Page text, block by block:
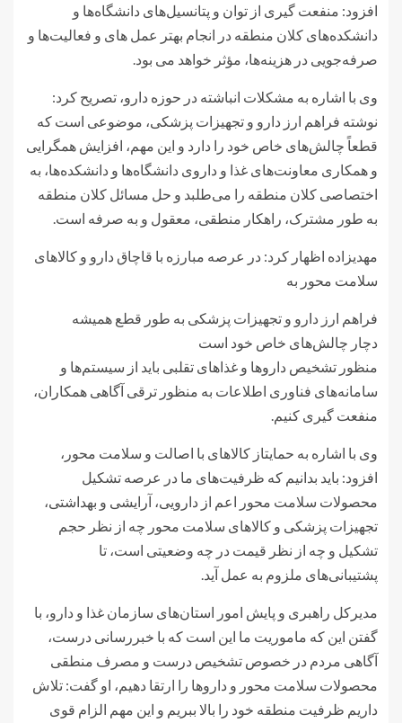
افزود: منفعت گیری از توان و پتانسیل‌های دانشگاه‌ها و
دانشکده‌های کلان منطقه در انجام بهتر عمل های و فعالیت‌ها و
صرفه‌جویی در هزینه‌ها، مؤثر خواهد می بود.
وی با اشاره به مشکلات انباشته در حوزه دارو، تصریح کرد:
نوشته فراهم ارز دارو و تجهیزات پزشکی، موضوعی است که
قطعاً چالش‌های خاص خود را دارد و این مهم، افزایش همگرایی
و همکاری معاونت‌های غذا و داروی دانشگاه‌ها و دانشکده‌ها، به
اختصاصی کلان منطقه را می‌طلبد و حل مسائل کلان منطقه
به طور مشترک، راهکار منطقی، معقول و به صرفه است.
مهدیزاده اظهار کرد: در عرصه مبارزه با قاچاق دارو و کالاهای
سلامت محور به
فراهم ارز دارو و تجهیزات پزشکی به طور قطع همیشه
دچار چالش‌های خاص خود است
منظور تشخیص داروها و غذاهای تقلبی باید از سیستم‌ها و
سامانه‌های فناوری اطلاعات به منظور ترقی آگاهی همکاران،
منفعت گیری کنیم.
وی با اشاره به حمایتاز کالاهای با اصالت و سلامت محور،
افزود: باید بدانیم که ظرفیت‌های ما در عرصه تشکیل
محصولات سلامت محور اعم از دارویی، آرایشی و بهداشتی،
تجهیزات پزشکی و کالاهای سلامت محور چه از نظر حجم
تشکیل و چه از نظر قیمت در چه وضعیتی است، تا
پشتیبانی‌های ملزوم به عمل آید.
مدیرکل راهبری و پایش امور استان‌های سازمان غذا و دارو، با
گفتن این که ماموریت ما این است که با خبر‌رسانی درست،
آگاهی مردم در خصوص تشخیص درست و مصرف منطقی
محصولات سلامت محور و داروها را ارتقا دهیم، او گفت: تلاش
داریم ظرفیت منطقه خود را بالا ببریم و این مهم الزام قوی